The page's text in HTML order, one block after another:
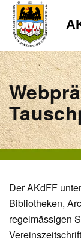
Der AKdFF
Bibliotheken,
regelmässigen